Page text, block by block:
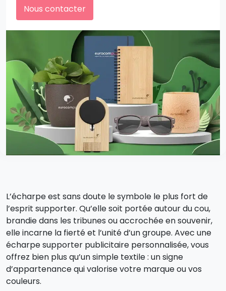
Nous contacter
L’écharpe est sans doute le symbole le plus fort de
l’esprit supporter. Qu’elle soit portée autour du cou,
brandie dans les tribunes ou accrochée en souvenir,
elle incarne la fierté et l’unité d’un groupe. Avec une
écharpe supporter publicitaire personnalisée, vous
offrez bien plus qu’un simple textile : un signe
d’appartenance qui valorise votre marque ou vos
couleurs.